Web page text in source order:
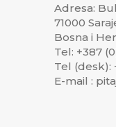
Adresa:
71000
Bosna i
Tel: +387
Tel (desk):
E-mail :